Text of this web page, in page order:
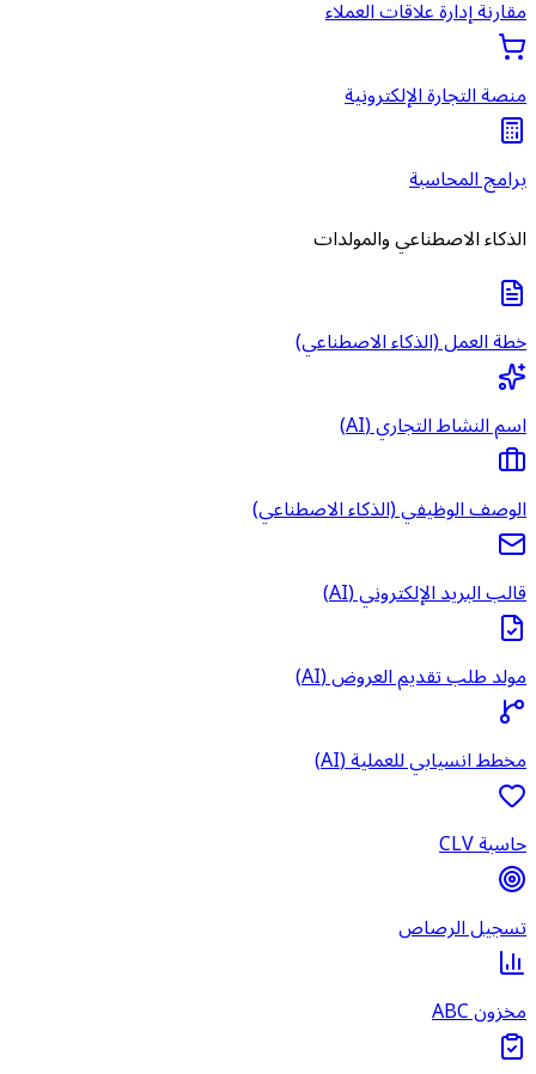
مقارنة إدارة علاقات العملاء
منصة التجارة الإلكترونية
برامج المحاسبة
الذكاء الاصطناعي والمولدات
خطة العمل (الذكاء الاصطناعي)
اسم النشاط التجاري (AI)
الوصف الوظيفي (الذكاء الاصطناعي)
قالب البريد الإلكتروني (AI)
مولد طلب تقديم العروض (AI)
مخطط انسيابي للعملية (AI)
حاسبة CLV
تسجيل الرصاص
مخزون ABC